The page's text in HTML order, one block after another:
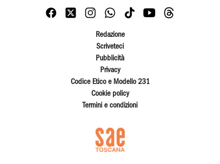
Redazione
Scriveteci
Pubblicità
Privacy
Codice Etico e Modello 231
Cookie policy
Termini e condizioni